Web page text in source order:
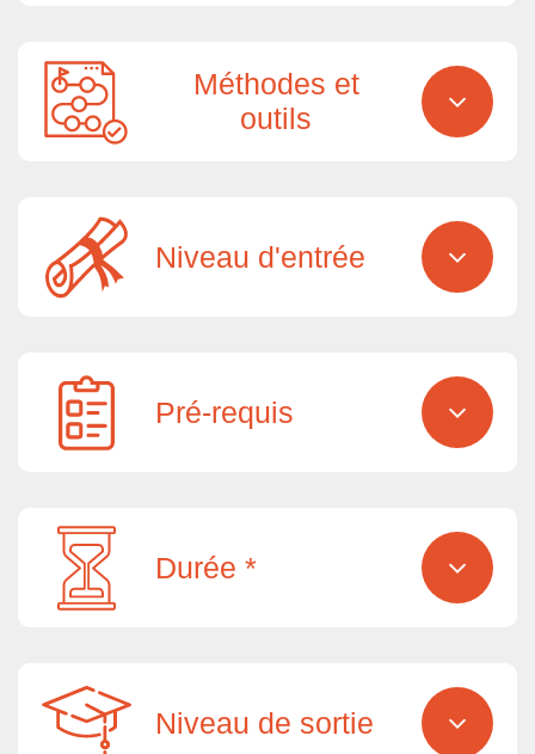
Méthodes et
outils
Niveau d'entrée
Pré-requis
Durée *
Niveau de sortie